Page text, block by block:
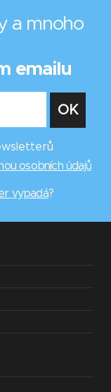
a mnoho
emailu
osobních údajů
vypadá?